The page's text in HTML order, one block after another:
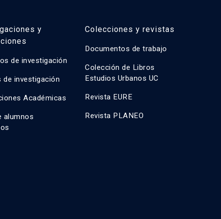
y
de investigación
de investigación
Académicas
alumnos
Colecciones y revistas
Documentos de trabajo
Colección de Libros
Estudios Urbanos UC
Revista EURE
Revista PLANEO